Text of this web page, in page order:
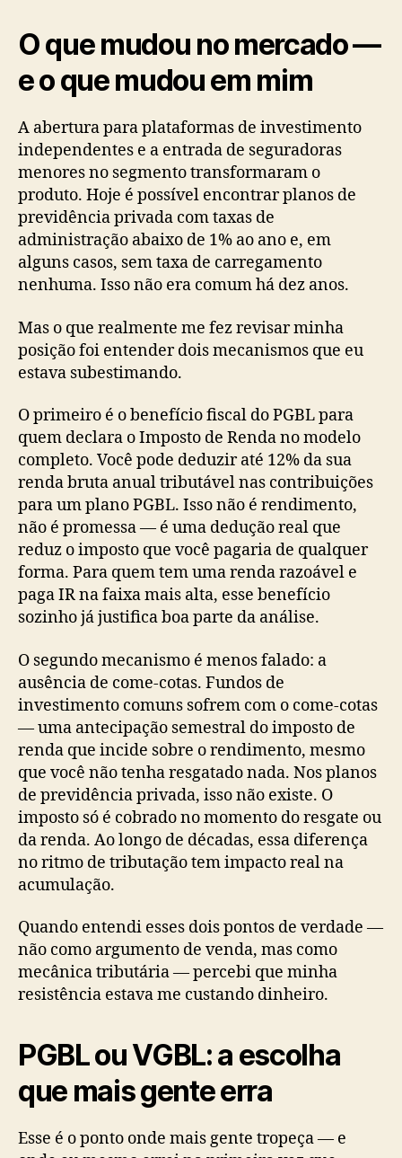
O que mudou no mercado —
e o que mudou em mim
A abertura para plataformas de investimento
independentes e a entrada de seguradoras
menores no segmento transformaram o
produto. Hoje é possível encontrar planos de
previdência privada com taxas de
administração abaixo de 1% ao ano e, em
alguns casos, sem taxa de carregamento
nenhuma. Isso não era comum há dez anos.
Mas o que realmente me fez revisar minha
posição foi entender dois mecanismos que eu
estava subestimando.
O primeiro é o benefício fiscal do PGBL para
quem declara o Imposto de Renda no modelo
completo. Você pode deduzir até 12% da sua
renda bruta anual tributável nas contribuições
para um plano PGBL. Isso não é rendimento,
não é promessa — é uma dedução real que
reduz o imposto que você pagaria de qualquer
forma. Para quem tem uma renda razoável e
paga IR na faixa mais alta, esse benefício
sozinho já justifica boa parte da análise.
O segundo mecanismo é menos falado: a
ausência de come-cotas. Fundos de
investimento comuns sofrem com o come-cotas
— uma antecipação semestral do imposto de
renda que incide sobre o rendimento, mesmo
que você não tenha resgatado nada. Nos planos
de previdência privada, isso não existe. O
imposto só é cobrado no momento do resgate ou
da renda. Ao longo de décadas, essa diferença
no ritmo de tributação tem impacto real na
acumulação.
Quando entendi esses dois pontos de verdade —
não como argumento de venda, mas como
mecânica tributária — percebi que minha
resistência estava me custando dinheiro.
PGBL ou VGBL: a escolha
que mais gente erra
Esse é o ponto onde mais gente tropeça — e